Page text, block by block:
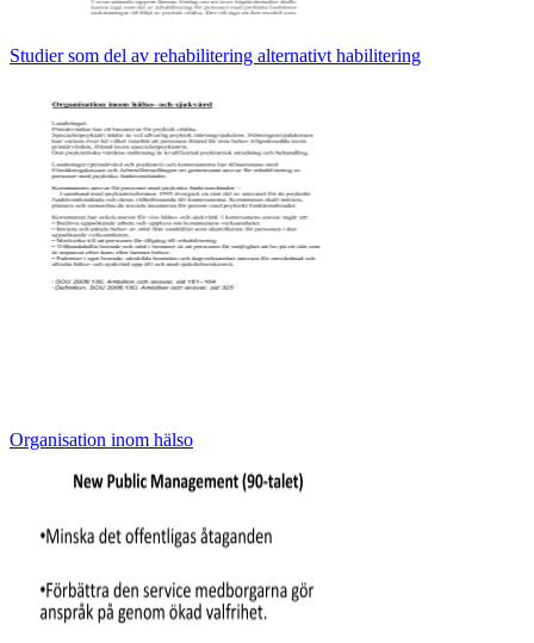
Studier som del av rehabilitering alternativt habilitering
Organisation inom hälso